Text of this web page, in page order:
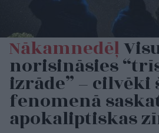
Nākamnedēļ
norisināsies
izrāde” – cilvēki
fenomenā
apokaliptiskas